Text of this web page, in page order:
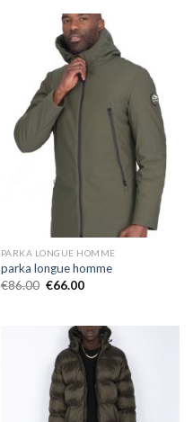
PARKA LONGUE HOMME
parka longue homme
€86.00 €66.00